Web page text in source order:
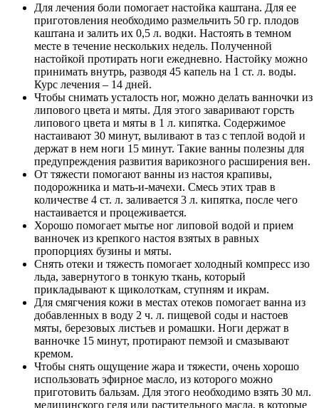
Для лечения боли помогает настойка каштана. Для ее
приготовления необходимо размельчить 50 гр. плодов
каштана и залить их 0,5 л. водки. Настоять в темном
месте в течение нескольких недель. Полученной
настойкой протирать ноги ежедневно. Настойку можно
принимать внутрь, разводя 45 капель на 1 ст. л. воды.
Курс лечения – 14 дней.
Чтобы снимать усталость ног, можно делать ванночки из
липового цвета и мяты. Для этого заваривают горсть
липового цвета и мяты в 1 л. кипятка. Содержимое
настаивают 30 минут, выливают в таз с теплой водой и
держат в нем ноги 15 минут. Такие ванны полезны для
предупреждения развития варикозного расширения вен.
От тяжести помогают ванны из настоя крапивы,
подорожника и мать-и-мачехи. Смесь этих трав в
количестве 4 ст. л. заливается 3 л. кипятка, после чего
настаивается и процеживается.
Хорошо помогает мытье ног липовой водой и прием
ванночек из крепкого настоя взятых в равных
пропорциях бузины и мяты.
Снять отеки и тяжесть помогает холодный компресс изо
льда, завернутого в тонкую ткань, который
прикладывают к щиколоткам, ступням и икрам.
Для смягчения кожи в местах отеков помогает ванна из
добавленных в воду 2 ч. л. пищевой соды и настоев
мяты, березовых листьев и ромашки. Ноги держат в
ванночке 15 минут, протирают пемзой и смазывают
кремом.
Чтобы снять ощущение жара и тяжести, очень хорошо
использовать эфирное масло, из которого можно
приготовить бальзам. Для этого необходимо взять 30 мл.
медицинского геля или растительного масла, в которые